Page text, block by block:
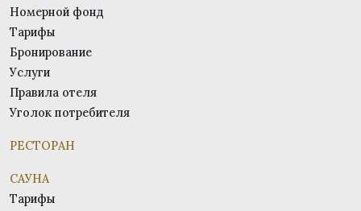
Номерной фонд
Тарифы
Бронирование
Услуги
Правила отеля
Уголок потребителя
РЕСТОРАН
САУНА
Тарифы